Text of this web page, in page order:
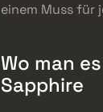
einem Muss für
Wo man
Sapphire